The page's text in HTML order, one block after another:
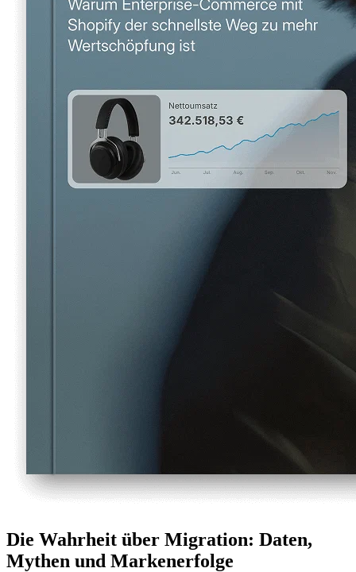
Die Wahrheit über Migration: Daten,
Mythen und Markenerfolge